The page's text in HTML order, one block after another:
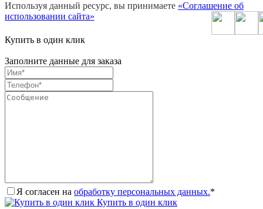
Используя данный ресурс, вы принимаете «Соглашение об
использовании сайта»
Купить в один клик
Заполните данные для заказа
Я согласен на обработку персональных данных.*
Купить в один клик